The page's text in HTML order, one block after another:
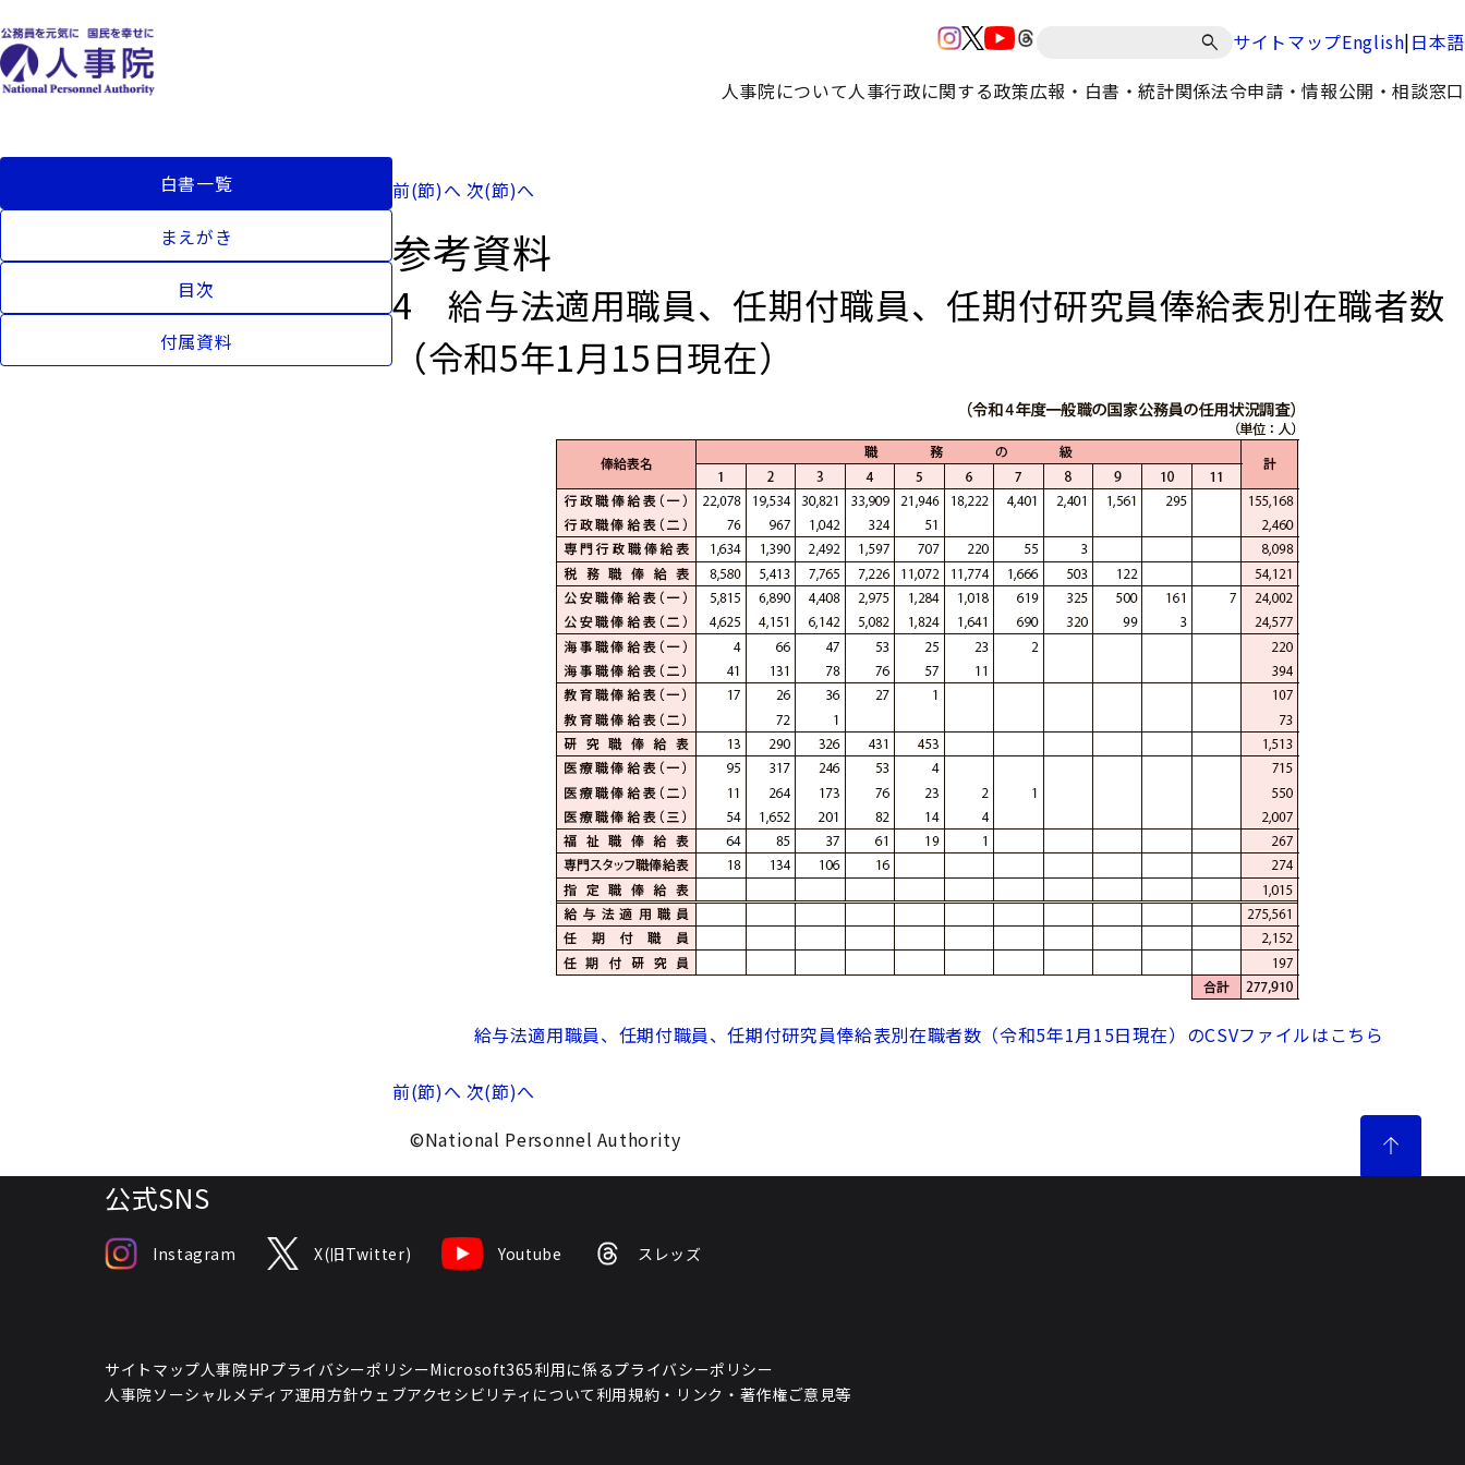
サイトマップEnglish|日本語
人事院について人事行政に関する政策広報・白書・統計関係法令申請・情報公開・相談窓口
白書一覧
まえがき
目次
付属資料
前(節)へ 次(節)へ
参考資料
4 給与法適用職員、任期付職員、任期付研究員俸給表別在職者数
（令和5年1月15日現在）
給与法適用職員、任期付職員、任期付研究員俸給表別在職者数（令和5年1月15日現在）のCSVファイルはこちら
前(節)へ 次(節)へ
©National Personnel Authority
公式SNS
Instagram X(旧Twitter) Youtube スレッズ
サイトマップ人事院HPプライバシーポリシーMicrosoft365利用に係るプライバシーポリシー
人事院ソーシャルメディア運用方針ウェブアクセシビリティについて 利用規約・リンク・著作権ご意見等